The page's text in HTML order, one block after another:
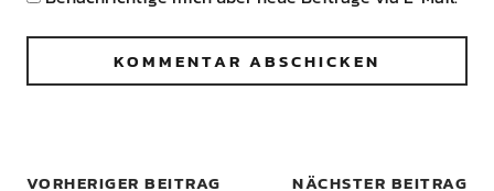
VORHERIGER BEITRAG NÄCHSTER BEITRAG